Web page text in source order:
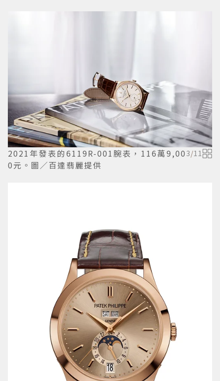
2021年發表的6119R-001腕表，116萬9,00
0元。圖／百達翡麗提供
3/11